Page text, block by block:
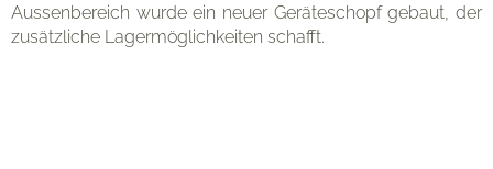
Aussenbereich wurde ein neuer Geräteschopf gebaut, der
zusätzliche Lagermöglichkeiten schafft.